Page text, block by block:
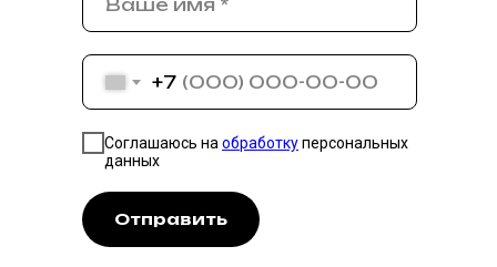
+7
Соглашаюсь на обработкуперсональных
данных
Отправить